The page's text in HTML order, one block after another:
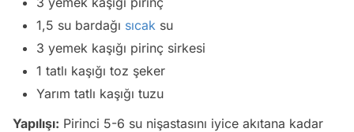
1,5 su bardağı sıcak su
3 yemek kaşığı pirinç sirkesi
1 tatlı kaşığı toz şeker
Yarım tatlı kaşığı tuzu
Yapılışı: Pirinci 5-6 su nişastasını iyice akıtana kadar